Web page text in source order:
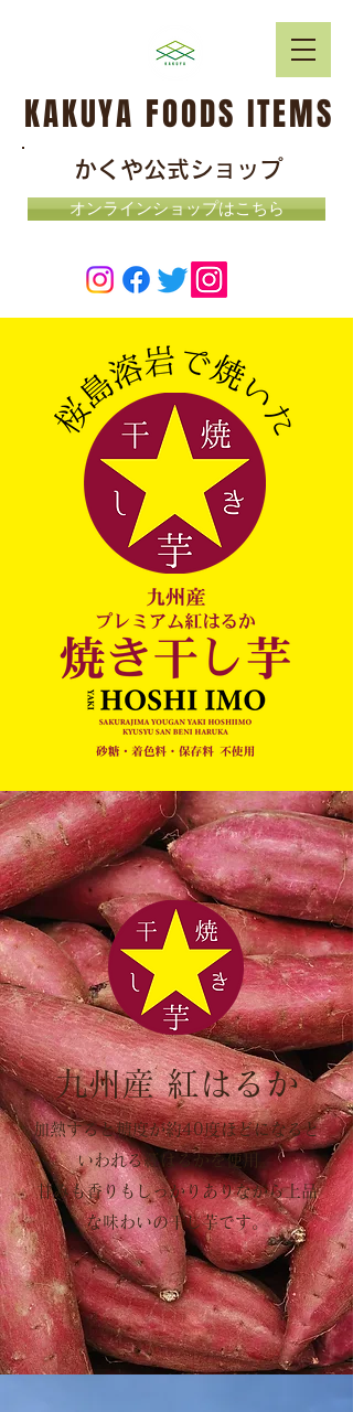
KAKUYA FOODS ITEMS
かくや公式ショップ
オンラインショップはこちら
九州産 紅はるか
加熱すると糖度が約40度ほどになると
いわれる紅はるかを使用。
甘みも香りもしっかりありながら上品
な味わいの干し芋です。